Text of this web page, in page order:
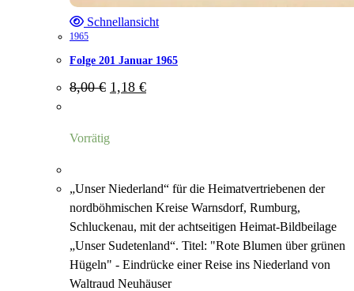
Schnellansicht
1965
Folge 201 Januar 1965
8,00€ Ursprünglicher
Preis
1,18 €Aktueller
Preis
Vorrätig
„Unser Niederland“ für die Heimatvertriebenen der
nordböhmischen Kreise Warnsdorf, Rumburg,
Schluckenau, mit der achtseitigen Heimat-Bildbeilage
„Unser Sudetenland“. Titel: "Rote Blumen über grünen
Hügeln" - Eindrücke einer Reise ins Niederland von
Waltraud Neuhäuser